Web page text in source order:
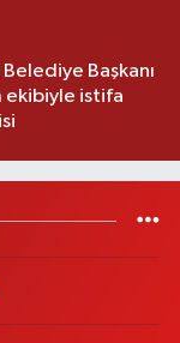
Başkanı
ekibiyle istifa